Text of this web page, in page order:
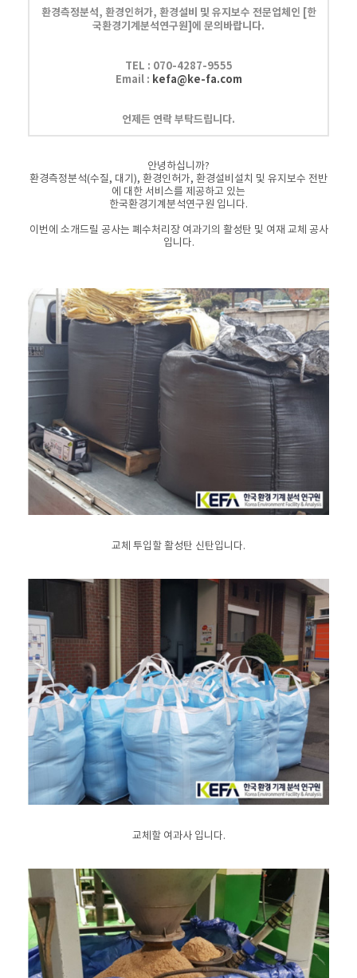
환경측정분석, 환경인허가, 환경설비 및 유지보수 전문업체인 [한
국환경기계분석연구원]에 문의바랍니다.
TEL : 070-4287-9555
Email : kefa@ke-fa.com
언제든 연락 부탁드립니다.
안녕하십니까?
환경측정분석(수질, 대기), 환경인허가, 환경설비설치 및 유지보수 전반
에 대한 서비스를 제공하고 있는
한국환경기계분석연구원 입니다.
이번에 소개드릴 공사는 폐수처리장 여과기의 활성탄 및 여재 교체 공사
입니다.
교체 투입할 활성탄 신탄입니다.
교체할 여과사 입니다.